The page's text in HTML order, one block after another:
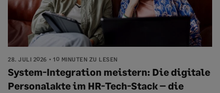
28. JULI 2026 10 MINUTEN ZU LESEN
System-Integration meistern: Die digitale
Personalakte im HR-Tech-Stack – die